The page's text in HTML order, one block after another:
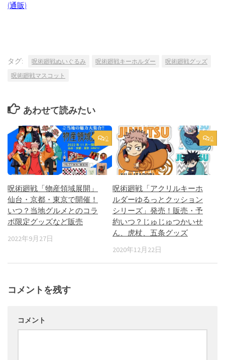
(通販)
タグ: 呪術廻戦ぬいぐるみ 呪術廻戦キーホルダー
呪術廻戦グッズ
呪術廻戦マスコット
あわせて読みたい
0
呪術廻戦「物産領域展開」
仙台・京都・東京で開催！
いつ？当地グルメとのコラ
ボ限定グッズなど販売
2022年9月27日
0
呪術廻戦「アクリルキーホ
ルダーゆるっとクッション
シリーズ」発売！販売・予
約いつ？じゅじゅつかいせ
ん、虎杖、五条グッズ
2020年12月22日
コメントを残す
コメント